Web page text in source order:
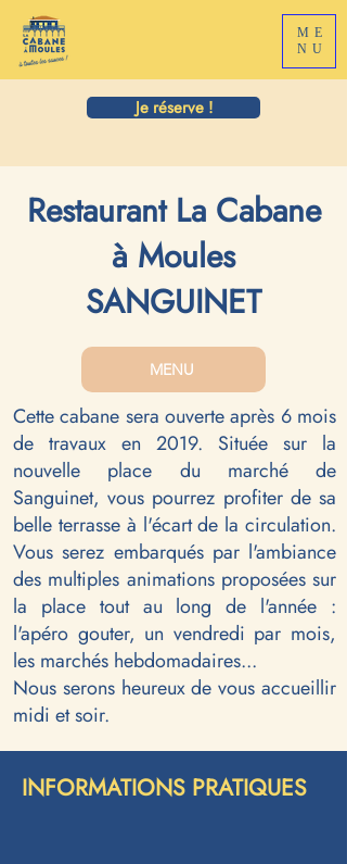
ME
NU
Je réserve !
Restaurant La Cabane
à Moules
SANGUINET
MENU
Cette cabane sera ouverte après 6 mois
de travaux en 2019. Située sur la
nouvelle place du marché de
Sanguinet, vous pourrez profiter de sa
belle terrasse à l'écart de la circulation.
Vous serez embarqués par l'ambiance
des multiples animations proposées sur
la place tout au long de l'année :
l'apéro gouter, un vendredi par mois,
les marchés hebdomadaires...
Nous serons heureux de vous accueillir
midi et soir.
INFORMATIONS PRATIQUES